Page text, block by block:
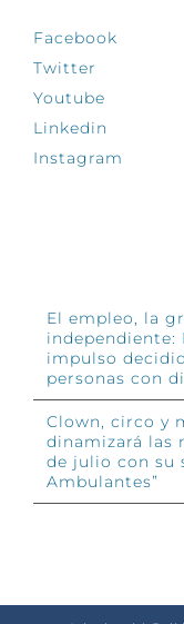
Facebook
Twitter
Youtube
Linkedin
Instagram
El empleo, la
independiente:
impulso
personas con
Clown, circo y
dinamizará las
de julio con su
Ambulantes”